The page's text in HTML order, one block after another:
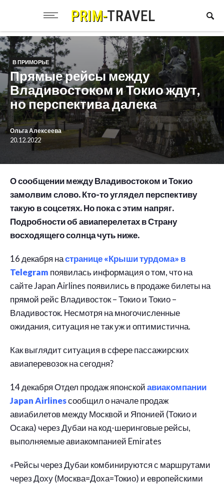
В ПРИМОРЬЕ
Прямые рейсы между
Владивостоком и Токио ждут,
но перспектива далека
Ольга Алексеева
20.12.2022
О сообщении между Владивостоком и Токио
замолвим слово. Кто-то углядел перспективу
такую в соцсетях. Но пока с этим напряг.
Подробности об авиаперелетах в Страну
восходящего солнца чуть ниже.
16 декабря настранице «Крыши турдома» в
Telegram появилась информация о том, что на
сайте Japan Airlines появились в продаже билеты на
прямой рейс Владивосток – Токио и Токио –
Владивосток. Несмотря на многочисленные
ожидания, ситуация не так уж и оптимистична.
Как выглядит ситуация в сфере пассажирских
авиаперевозок на сегодня?
14 декабря Отдел продаж японскойавиакомпании
Japan Airlinesсообщил о начале продаж
авиабилетов между Москвой и Японией (Токио и
Осака) через Дубаи на код-шеринговые рейсы,
выполняемые авиакомпанией Emirates
«Рейсы через Дубаи комбинируются с маршрутами
через Доху (Москва=Доха=Токио) и европейскими